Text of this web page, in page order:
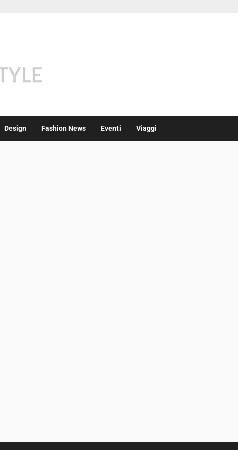
Design Fashion News Eventi Viaggi